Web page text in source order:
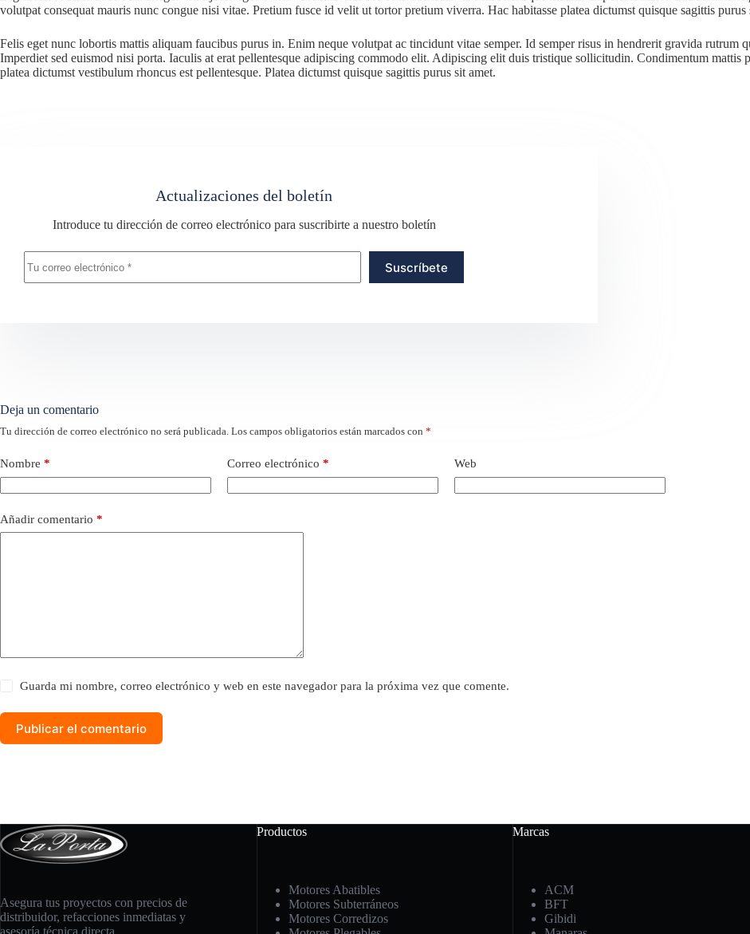
volutpat consequat mauris nunc congue nisi vitae. Pretium fusce id velit ut tortor pretium viverra. Hac habitasse platea dictumst quisque sagittis
Felis eget nunc lobortis mattis aliquam faucibus purus in. Enim neque volutpat ac tincidunt vitae semper. Id semper risus in hendrerit gravida rutrum
Imperdiet sed euismod nisi porta. Iaculis at erat pellentesque adipiscing commodo elit. Adipiscing elit duis tristique sollicitudin. Condimentum mattis
platea dictumst vestibulum rhoncus est pellentesque. Platea dictumst quisque sagittis purus sit amet.
Actualizaciones del boletín
Introduce tu dirección de correo electrónico para suscribirte a nuestro boletín
Suscríbete
Deja un comentario
Tu dirección de correo electrónico no será publicada. Los campos obligatorios están marcados con *
Nombre * Correo electrónico * Web
Añadir comentario *
Guarda mi nombre, correo electrónico y web en este navegador para la próxima vez que comente.
Publicar el comentario
Asegura tus proyectos con precios de
distribuidor, refacciones inmediatas y
asesoría técnica directa.
Productos
Motores Abatibles
Motores Subterráneos
Motores Corredizos
Marcas
ACM
BFT
Gibidi